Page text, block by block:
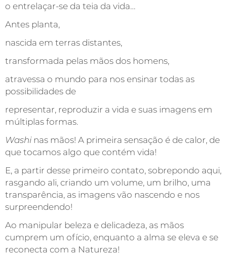
o entrelaçar-se da teia da vida…
Antes planta,
nascida em terras distantes,
transformada pelas mãos dos homens,
atravessa o mundo para nos ensinar todas as
possibilidades de
representar, reproduzir a vida e suas imagens em
múltiplas formas.
Washinas mãos! A primeira sensação é de calor, de
que tocamos algo que contém vida!
E, a partir desse primeiro contato, sobrepondo aqui,
rasgando ali, criando um volume, um brilho, uma
transparência, as imagens vão nascendo e nos
surpreendendo!
Ao manipular beleza e delicadeza, as mãos
cumprem um ofício, enquanto a alma se eleva e se
reconecta com a Natureza!